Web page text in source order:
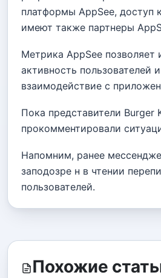
платформы AppSee, доступ
имеют также партнеры
Метрика AppSee позволяет
активность пользователей
взаимодействие с
Пока представители Burger
прокомментировали
Напомним, ранее
заподозре н в чтении
пользователей.
Похожие